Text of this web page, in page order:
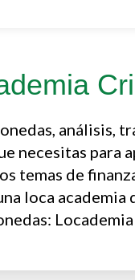
análisis,
necesitas para
temas de
loca academia